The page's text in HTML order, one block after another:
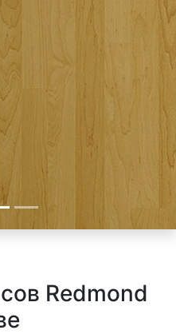
Redmond